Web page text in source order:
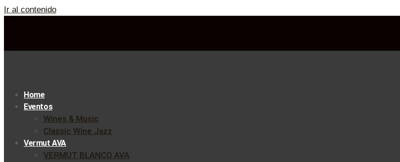
Ir al contenido
Home
Eventos
Wines & Music
Classic Wine Jazz
Vermut AVA
VERMUT BLANCO AVA